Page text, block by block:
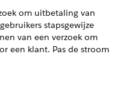
om uitbetaling van
stapsgewijze
van een verzoek om
een klant. Pas de stroom